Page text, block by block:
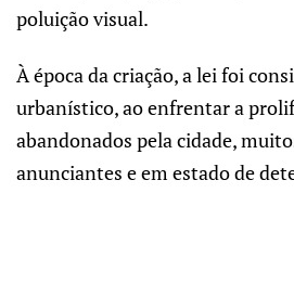
poluição visual.
À época da criação, a lei foi
urbanístico, ao enfrentar a
abandonados pela cidade,
anunciantes e em estado de